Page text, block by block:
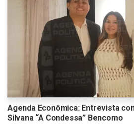
Agenda Econômica: Entrevista
Silvana “A Condessa” Bencomo